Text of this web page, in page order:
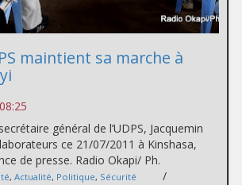
maintient sa marche à
général de l’UDPS, Jacquemin
ce 21/07/2011 à Kinshasa,
de presse. Radio Okapi/ Ph.
, Actualité, Politique, Sécurité /